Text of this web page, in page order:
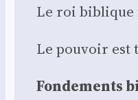
Le roi biblique
Le pou­voir est
Fon­de­ments